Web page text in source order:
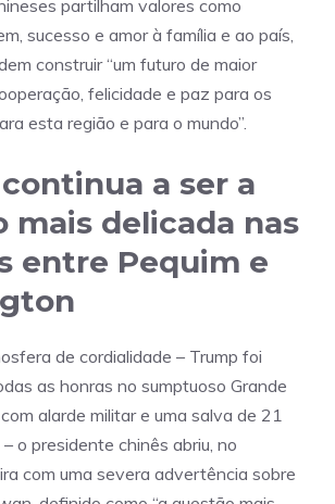
partilham valores como
sucesso e amor à família e ao país,
construir “um futuro de maior
felicidade e paz para os
esta região e para o mundo”.
a ser a
mais delicada nas
entre Pequim e
de cordialidade – Trump foi
as honras no sumptuoso Grande
alarde militar e uma salva de 21
o presidente chinês abriu, no
com uma severa advertência sobre